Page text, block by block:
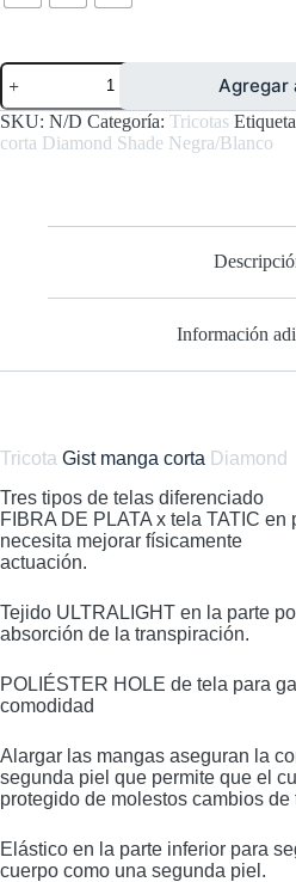
Tricota
Gist
manga
corta
Diamond
Agregar
SKU: N/D Categoría: Tricotas
corta Diamond Shade Negra/Blanco
Información
Tricota Gist manga corta Diamond
Tres tipos de telas diferenciado
FIBRA DE PLATA x tela TATIC
necesita mejorar físicamente
actuación.
Tejido ULTRALIGHT en la parte
absorción de la transpiración.
POLIÉSTER HOLE de tela para
comodidad
Alargar las mangas aseguran la
segunda piel que permite que el
protegido de molestos cambios de
Elástico en la parte inferior para
cuerpo como una segunda piel.